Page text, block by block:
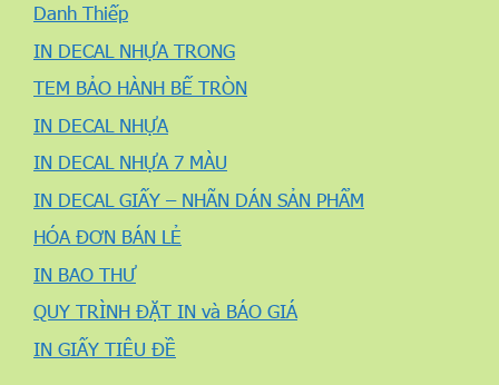
Danh Thiếp
IN DECAL NHỰA TRONG
TEM BẢO HÀNH BẾ TRÒN
IN DECAL NHỰA
IN DECAL NHỰA 7 MÀU
IN DECAL GIẤY – NHÃN DÁN SẢN PHẨM
HÓA ĐƠN BÁN LẺ
IN BAO THƯ
QUY TRÌNH ĐẶT IN và BÁO GIÁ
IN GIẤY TIÊU ĐỀ